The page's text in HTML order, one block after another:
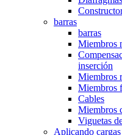
barras
barras
Miembros
inserción
Miembros
Miembros
Cables
Miembros
Viguetas
Aplicando cargas